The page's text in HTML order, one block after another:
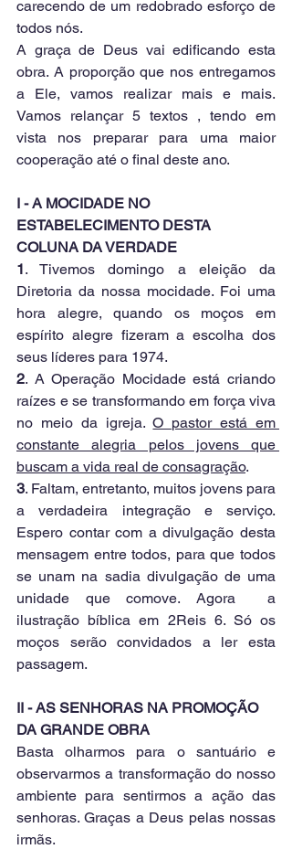
carecendo de um redobrado esforço de
todos nós.
A graça de Deus vai edificando esta
obra. A proporção que nos entregamos
a Ele, vamos realizar mais e mais.
Vamos relançar 5 textos , tendo em
vista nos preparar para uma maior
cooperação até o final deste ano.
I - A MOCIDADE NO
ESTABELECIMENTO DESTA
COLUNA DA VERDADE
1. Tivemos domingo a eleição da
Diretoria da nossa mocidade. Foi uma
hora alegre, quando os moços em
espírito alegre fizeram a escolha dos
seus líderes para 1974.
2. A Operação Mocidade está criando
raízes e se transformando em força viva
no meio da igreja. O pastor está em
constante alegria pelos jovens que
buscam a vida real de consagração.
3. Faltam, entretanto, muitos jovens para
a verdadeira integração e serviço.
Espero contar com a divulgação desta
mensagem entre todos, para que todos
se unam na sadia divulgação de uma
unidade que comove. Agora  a
ilustração bíblica em 2Reis 6. Só os
moços serão convidados a ler esta
passagem.
II - AS SENHORAS NA PROMOÇÃO
DA GRANDE OBRA
Basta olharmos para o santuário e
observarmos a transformação do nosso
ambiente para sentirmos a ação das
senhoras. Graças a Deus pelas nossas
irmãs.